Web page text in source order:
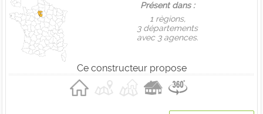
Présent dans :
1 règions,
3 départements
avec 3 agences.
Ce constructeur propose